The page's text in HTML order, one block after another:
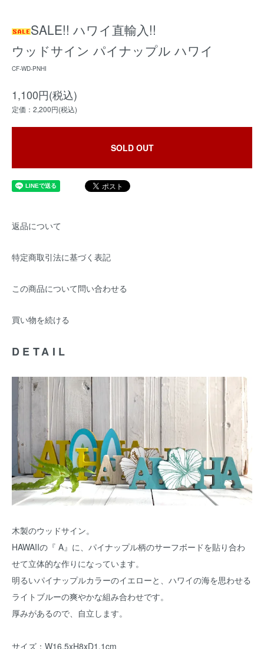
SALE!! ハワイ直輸入!!
ウッドサイン パイナップル ハワイ
CF-WD-PNHI
1,100円(税込)
定価：2,200円(税込)
SOLD OUT
返品について
特定商取引法に基づく表記
この商品について問い合わせる
買い物を続ける
DETAIL
木製のウッドサイン。
HAWAIIの『 A』に、パイナップル柄のサーフボードを貼り合わ
せて立体的な作りになっています。
明るいパイナップルカラーのイエローと、ハワイの海を思わせる
ライトブルーの爽やかな組み合わせです。
厚みがあるので、自立します。
サイズ：W16.5xH8xD1.1cm